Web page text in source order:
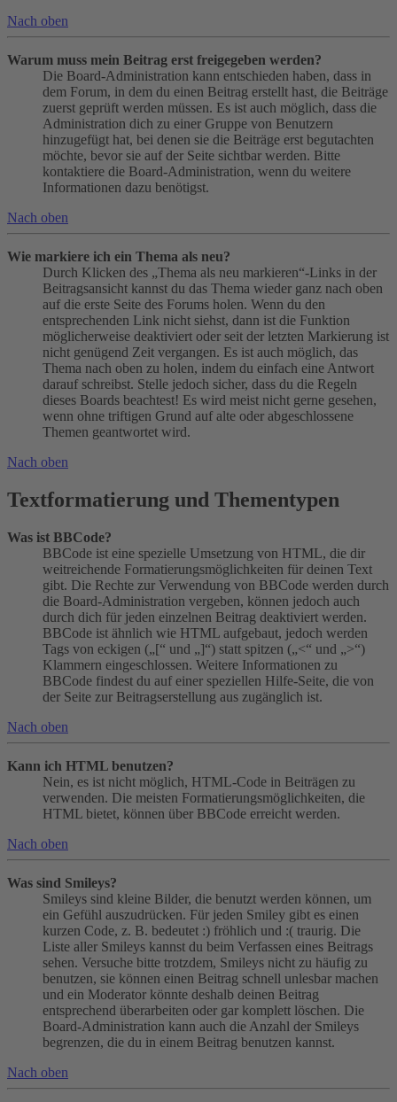
Nach oben
Warum muss mein Beitrag erst freigegeben werden?
Die Board-Administration kann entschieden haben, dass in
dem Forum, in dem du einen Beitrag erstellt hast, die Beiträge
zuerst geprüft werden müssen. Es ist auch möglich, dass die
Administration dich zu einer Gruppe von Benutzern
hinzugefügt hat, bei denen sie die Beiträge erst begutachten
möchte, bevor sie auf der Seite sichtbar werden. Bitte
kontaktiere die Board-Administration, wenn du weitere
Informationen dazu benötigst.
Nach oben
Wie markiere ich ein Thema als neu?
Durch Klicken des „Thema als neu markieren“-Links in der
Beitragsansicht kannst du das Thema wieder ganz nach oben
auf die erste Seite des Forums holen. Wenn du den
entsprechenden Link nicht siehst, dann ist die Funktion
möglicherweise deaktiviert oder seit der letzten Markierung ist
nicht genügend Zeit vergangen. Es ist auch möglich, das
Thema nach oben zu holen, indem du einfach eine Antwort
darauf schreibst. Stelle jedoch sicher, dass du die Regeln
dieses Boards beachtest! Es wird meist nicht gerne gesehen,
wenn ohne triftigen Grund auf alte oder abgeschlossene
Themen geantwortet wird.
Nach oben
Textformatierung und Thementypen
Was ist BBCode?
BBCode ist eine spezielle Umsetzung von HTML, die dir
weitreichende Formatierungsmöglichkeiten für deinen Text
gibt. Die Rechte zur Verwendung von BBCode werden durch
die Board-Administration vergeben, können jedoch auch
durch dich für jeden einzelnen Beitrag deaktiviert werden.
BBCode ist ähnlich wie HTML aufgebaut, jedoch werden
Tags von eckigen („[“ und „]“) statt spitzen („<“ und „>“)
Klammern eingeschlossen. Weitere Informationen zu
BBCode findest du auf einer speziellen Hilfe-Seite, die von
der Seite zur Beitragserstellung aus zugänglich ist.
Nach oben
Kann ich HTML benutzen?
Nein, es ist nicht möglich, HTML-Code in Beiträgen zu
verwenden. Die meisten Formatierungsmöglichkeiten, die
HTML bietet, können über BBCode erreicht werden.
Nach oben
Was sind Smileys?
Smileys sind kleine Bilder, die benutzt werden können, um
ein Gefühl auszudrücken. Für jeden Smiley gibt es einen
kurzen Code, z. B. bedeutet :) fröhlich und :( traurig. Die
Liste aller Smileys kannst du beim Verfassen eines Beitrags
sehen. Versuche bitte trotzdem, Smileys nicht zu häufig zu
benutzen, sie können einen Beitrag schnell unlesbar machen
und ein Moderator könnte deshalb deinen Beitrag
entsprechend überarbeiten oder gar komplett löschen. Die
Board-Administration kann auch die Anzahl der Smileys
begrenzen, die du in einem Beitrag benutzen kannst.
Nach oben